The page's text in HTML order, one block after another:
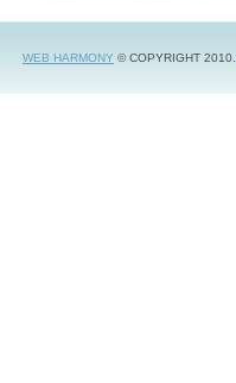
WEB HARMONY © COPYRIGHT 2010.